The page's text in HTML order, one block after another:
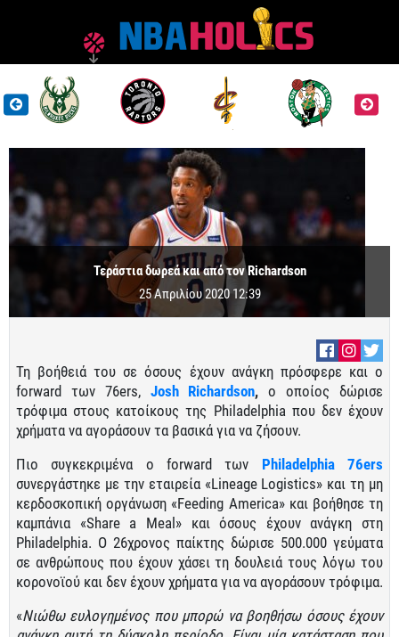
Τεράστια δωρεά και από τον Richardson
25 Απριλίου 2020 12:39
Τη βοήθειά του σε όσους έχουν ανάγκη πρόσφερε και ο
forward των 76ers, Josh Richardson, ο οποίος δώρισε
τρόφιμα στους κατοίκους της Philadelphia που δεν έχουν
χρήματα να αγοράσουν τα βασικά για να ζήσουν.
Πιο συγκεκριμένα ο forward των Philadelphia 76ers
συνεργάστηκε με την εταιρεία «Lineage Logistics» και τη μη
κερδοσκοπική οργάνωση «Feeding America» και βοήθησε τη
καμπάνια «Share a Meal» και όσους έχουν ανάγκη στη
Philadelphia. Ο 26χρονος παίκτης δώρισε 500.000 γεύματα
σε ανθρώπους που έχουν χάσει τη δουλειά τους λόγω του
κορονοϊού και δεν έχουν χρήματα για να αγοράσουν τρόφιμα.
«Νιώθω ευλογημένος που μπορώ να βοηθήσω όσους έχουν